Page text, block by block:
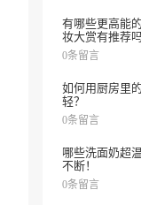
有哪些更高能
妆大赏有推荐吗
0条留言
如何用厨房里
轻？
0条留言
哪些洗面奶超
不断！
0条留言